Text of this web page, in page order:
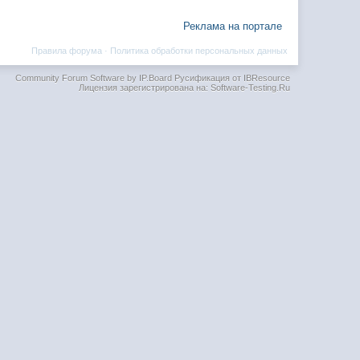
Реклама на портале
Политика обработки персональных данных
Правила форума ·
Community Forum Software by IP.BoardРусификация от IBResource
Лицензия зарегистрирована на: Software-Testing.Ru